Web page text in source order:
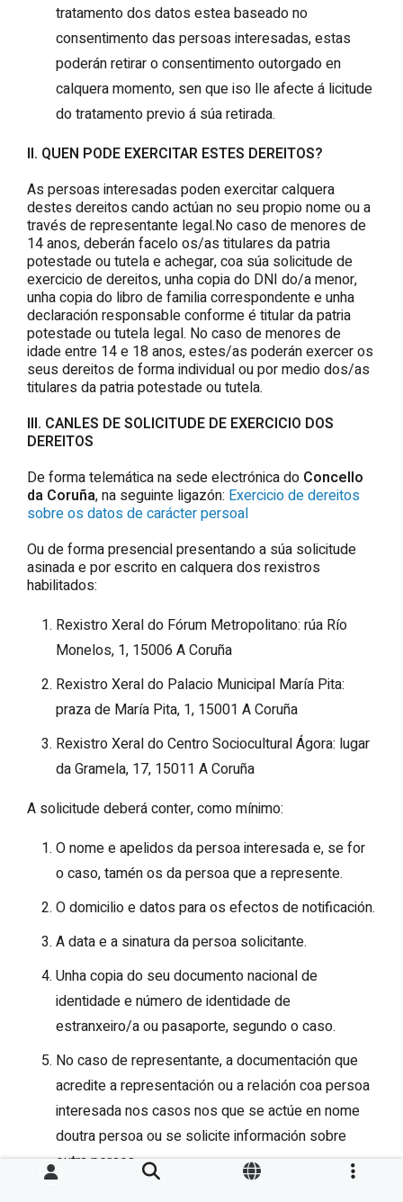
tratamento dos datos estea baseado no
consentimento das persoas interesadas, estas
poderán retirar o consentimento outorgado en
calquera momento, sen que iso lle afecte á licitude
do tratamento previo á súa retirada.
II. QUEN PODE EXERCITAR ESTES DEREITOS?
As persoas interesadas poden exercitar calquera
destes dereitos cando actúan no seu propio nome ou a
través de representante legal.No caso de menores de
14 anos, deberán facelo os/as titulares da patria
potestade ou tutela e achegar, coa súa solicitude de
exercicio de dereitos, unha copia do DNI do/a menor,
unha copia do libro de familia correspondente e unha
declaración responsable conforme é titular da patria
potestade ou tutela legal. No caso de menores de
idade entre 14 e 18 anos, estes/as poderán exercer os
seus dereitos de forma individual ou por medio dos/as
titulares da patria potestade ou tutela.
III. CANLES DE SOLICITUDE DE EXERCICIO DOS
DEREITOS
De forma telemática na sede electrónica do Concello
da Coruña, na seguinte ligazón: Exercicio de dereitos
sobre os datos de carácter persoal
Ou de forma presencial presentando a súa solicitude
asinada e por escrito en calquera dos rexistros
habilitados:
Rexistro Xeral do Fórum Metropolitano: rúa Río
Monelos, 1, 15006 A Coruña
Rexistro Xeral do Palacio Municipal María Pita:
praza de María Pita, 1, 15001 A Coruña
Rexistro Xeral do Centro Sociocultural Ágora: lugar
da Gramela, 17, 15011 A Coruña
A solicitude deberá conter, como mínimo:
O nome e apelidos da persoa interesada e, se for
o caso, tamén os da persoa que a represente.
O domicilio e datos para os efectos de notificación.
A data e a sinatura da persoa solicitante.
Unha copia do seu documento nacional de
identidade e número de identidade de
estranxeiro/a ou pasaporte, segundo o caso.
No caso de representante, a documentación que
acredite a representación ou a relación coa persoa
interesada nos casos nos que se actúe en nome
doutra persoa ou se solicite información sobre
outra persoa.